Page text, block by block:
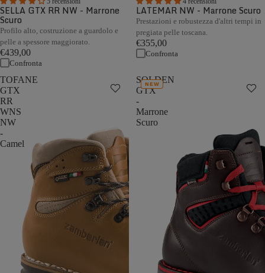
SELLA GTX RR NW - Marrone
Scuro
Profilo alto, costruzione a guardolo e
pelle a spessore maggiorato.
€439,00
Confronta
LATEMAR NW - Marrone Scuro
Prestazioni e robustezza d'altri tempi in
pregiata pelle toscana.
€355,00
Confronta
TOFANE
GTX
RR
WNS
NW
-
Camel
SOLDEN
GTX
-
Marrone
Scuro
NEW